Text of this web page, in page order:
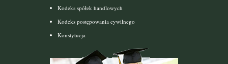
Kodeks spółek handlowych
Kodeks postępowania cywilnego
Konstytucja